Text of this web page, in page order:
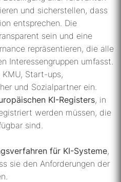
und sicherstellen, dass
entsprechen. Die
sein und eine
repräsentieren, die alle
Interessengruppen umfasst.
Start-ups,
und Sozialpartner ein.
KI-Registers, in
werden müssen, die
sind.
für KI-Systeme,
sie den Anforderungen der